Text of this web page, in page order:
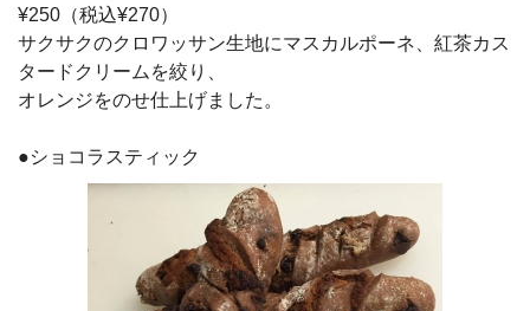
¥250（税込¥270）
サクサクのクロワッサン生地にマスカルポーネ、紅茶カス
タードクリームを絞り、
オレンジをのせ仕上げました。
●ショコラスティック